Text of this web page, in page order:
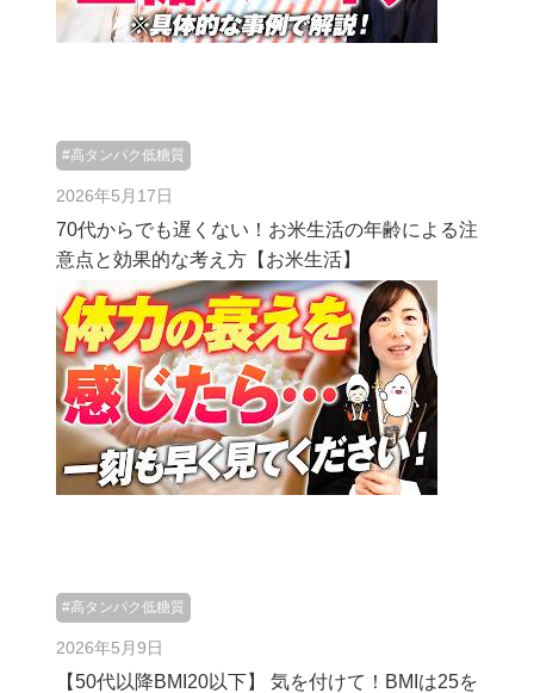
#高タンパク低糖質
2026年5月17日
70代からでも遅くない！お米生活の年齢による注
意点と効果的な考え方【お米生活】
#高タンパク低糖質
2026年5月9日
【50代以降BMI20以下】 気を付けて！BMIは25を